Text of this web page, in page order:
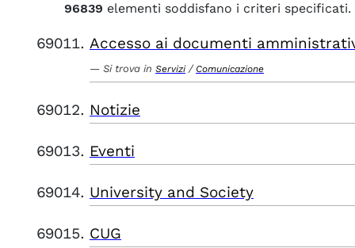
96839 elementi soddisfano i criteri specificati.
Accesso ai documenti
Si trova in Servizi / Comunicazione
Notizie
Eventi
University and Society
CUG